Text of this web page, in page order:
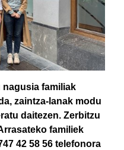
nagusia familiak
zaintza-lanak modu
daitezen. Zerbitzu
familiek
42 58 56 telefonora